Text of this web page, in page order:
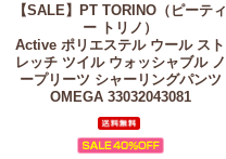
【SALE】
PT TORINO（ピーティ
ー トリノ）
Active ポリエステル ウール スト
レッチ ツイル ウォッシャブル ノ
ープリーツ シャーリングパンツ
OMEGA 33032043081